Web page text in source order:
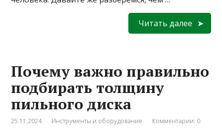
Читать далее
Почему важно правильно
подбирать толщину
пильного диска
25.11.2024 Инструменты и оборудование Комментарии: 0